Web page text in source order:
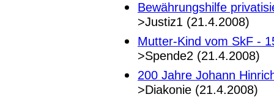
Bewährungshilfe
>Justiz1 (21.4.2008)
Mutter-Kind vom SkF -
>Spende2 (21.4.2008)
200 Jahre Johann
>Diakonie (21.4.2008)